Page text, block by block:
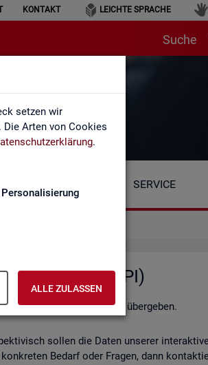
setzen wir
Arten von Cookies
.
Personalisierung
ALLE ZULASSEN
KONTAKT LEICHTE SPRACHE
Suche
SERVICE
(API)
au­to­ma­ti­siert zu über­ge­ben.
sol­len die Daten un­se­rer
Be­darf oder Fra­gen, dann